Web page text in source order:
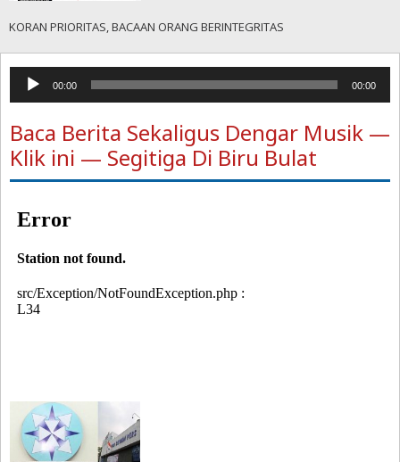
KORAN PRIORITAS, BACAAN ORANG BERINTEGRITAS
Pemutar
Audio
00:00 00:00
Baca Berita Sekaligus Dengar Musik —
Klik ini — Segitiga Di Biru Bulat